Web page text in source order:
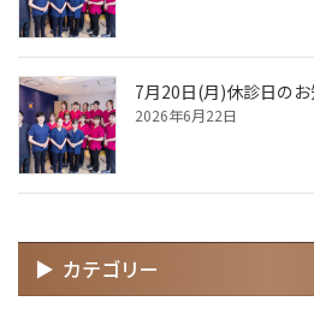
7月20日(月)休診日の
2026年6月22日
カテゴリー